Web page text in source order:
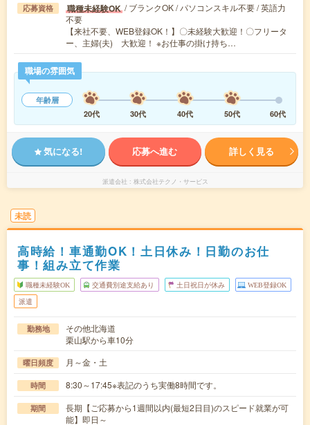
応募資格 職種未経験OK / ブランクOK / パソコンスキル不要 / 英語力
不要
【来社不要、WEB登録OK！】〇未経験大歓迎！〇フリータ
ー、主婦(夫) 大歓迎！ ※お仕事の掛け持ち…
職場の雰囲気
年齢層
20代
30代 40代 50代 60代
気になる! 応募へ進む 詳しく見る
派遣会社 株式会社テクノ・サービス
未読
高時給！車通勤OK！土日休み！日勤のお仕
事！組み立て作業
職種未経験OK 交通費別途支給あり 土日祝日が休み WEB登録OK
派遣
勤務地
その他北海道
栗山駅から車10分
曜日頻度 月～金・土
時間 8:30～17:45※表記のうち実働8時間です。
期間
長期【ご応募から1週間以内(最短2日目)のスピード就業が可
能】即日～